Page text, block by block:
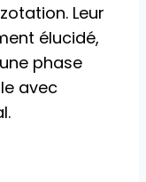
Leur
élucidé,
phase
avec